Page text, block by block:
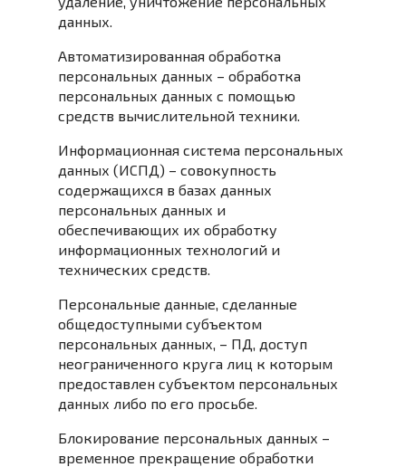
данных.
Автоматизированная обработка
персональных данных – обработка
персональных данных с помощью
средств вычислительной техники.
Информационная система персональных
данных (ИСПД) – совокупность
содержащихся в базах данных
персональных данных и
обеспечивающих их обработку
информационных технологий и
технических средств.
Персональные данные, сделанные
общедоступными субъектом
персональных данных, – ПД, доступ
неограниченного круга лиц к которым
предоставлен субъектом персональных
данных либо по его просьбе.
Блокирование персональных данных –
временное прекращение обработки